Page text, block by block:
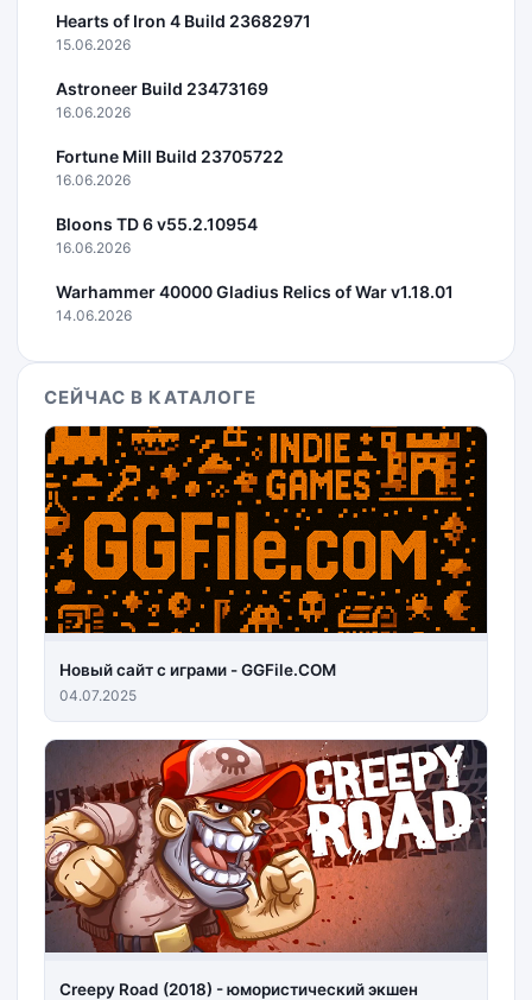
Hearts of Iron 4 Build 23682971
15.06.2026
Astroneer Build 23473169
16.06.2026
Fortune Mill Build 23705722
16.06.2026
Bloons TD 6 v55.2.10954
16.06.2026
Warhammer 40000 Gladius Relics of War v1.18.01
14.06.2026
СЕЙЧАС В КАТАЛОГЕ
Новый сайт с играми - GGFile.COM
04.07.2025
Creepy Road (2018) - юмористический экшен